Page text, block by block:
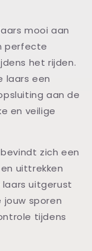
mooi aan
perfecte
het rijden.
laars een
aan de
en veilige
zich een
uittrekken
laars uitgerust
sporen
tijdens